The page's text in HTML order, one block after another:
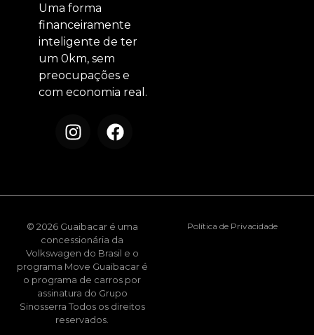
Uma forma
financeiramente
inteligente de ter
um 0km, sem
preocupações e
com economia real.
© 2026 Guaibacar é uma
concessionária da
Volkswagen do Brasil e o
programa Move Guaibacar é
o programa de carros por
assinatura do Grupo
Sinosserra Todos os direitos
reservados.
Política de Privacidade